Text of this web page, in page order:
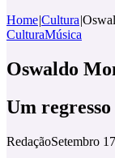
Home|Cultura|
CulturaMúsica
Oswaldo
Um
RedaçãoSetembro